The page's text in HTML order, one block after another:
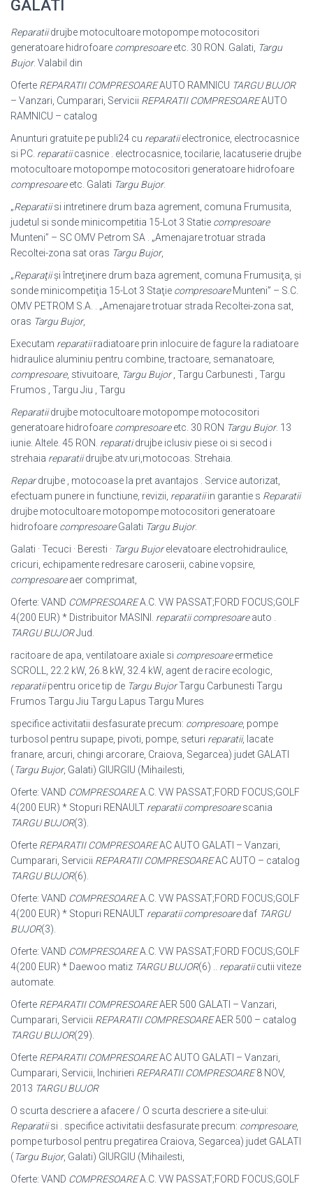
GALATI
Reparatiidrujbe motocultoare motopompe motocositori
generatoare hidrofoare compresoareetc. 30 RON. Galati, Targu
Bujor. Valabil din
Oferte REPARATII COMPRESOAREAUTO RAMNICU TARGU BUJOR
– Vanzari, Cumparari, Servicii REPARATII COMPRESOAREAUTO
RAMNICU – catalog
Anunturi gratuite pe publi24 cu reparatiielectronice, electrocasnice
si PC. reparatiicasnice . electrocasnice, tocilarie, lacatuserie drujbe
motocultoare motopompe motocositori generatoare hidrofoare
compresoareetc. Galati Targu Bujor.
„Reparatiisi intretinere drum baza agrement, comuna Frumusita,
judetul si sonde minicompetitia 15-Lot 3 Statie compresoare
Munteni” – SC OMV Petrom SA . „Amenajare trotuar strada
Recoltei-zona sat oras Targu Bujor,
„Reparaţiiși întreţinere drum baza agrement, comuna Frumusiţa, şi
sonde minicompetiţia 15-Lot 3 Staţie compresoareMunteni” – S.C.
OMV PETROM S.A. . „Amenajare trotuar strada Recoltei-zona sat,
oras Targu Bujor,
Executam reparatiiradiatoare prin inlocuire de fagure la radiatoare
hidraulice aluminiu pentru combine, tractoare, semanatoare,
compresoare, stivuitoare, Targu Bujor, Targu Carbunesti , Targu
Frumos , Targu Jiu , Targu
Reparatiidrujbe motocultoare motopompe motocositori
generatoare hidrofoare compresoareetc. 30 RON Targu Bujor. 13
iunie. Altele. 45 RON. reparatidrujbe iclusiv piese oi si secod i
strehaia reparatiidrujbe.atv.uri,motocoas. Strehaia.
Repardrujbe , motocoase la pret avantajos . Service autorizat,
efectuam punere in functiune, revizii, reparatiiin garantie s Reparatii
drujbe motocultoare motopompe motocositori generatoare
hidrofoare compresoareGalati Targu Bujor.
Galati · Tecuci · Beresti · Targu Bujorelevatoare electrohidraulice,
cricuri, echipamente redresare caroserii, cabine vopsire,
compresoareaer comprimat,
Oferte: VAND COMPRESOAREA.C. VW PASSAT;FORD FOCUS;GOLF
4(200 EUR) * Distribuitor MASINI. reparatii compresoareauto .
TARGU BUJORJud.
racitoare de apa, ventilatoare axiale si compresoareermetice
SCROLL, 22.2 kW, 26.8 kW, 32.4 kW, agent de racire ecologic,
reparatiipentru orice tip de Targu BujorTargu Carbunesti Targu
Frumos Targu Jiu Targu Lapus Targu Mures
specifice activitatii desfasurate precum: compresoare, pompe
turbosol pentru supape, pivoti, pompe, seturi reparatii, lacate
franare, arcuri, chingi arcorare, Craiova, Segarcea) judet GALATI
(Targu Bujor, Galati) GIURGIU (Mihailesti,
Oferte: VAND COMPRESOAREA.C. VW PASSAT;FORD FOCUS;GOLF
4(200 EUR) * Stopuri RENAULT reparatii compresoarescania
TARGU BUJOR(3).
Oferte REPARATII COMPRESOAREAC AUTO GALATI – Vanzari,
Cumparari, Servicii REPARATII COMPRESOAREAC AUTO – catalog
TARGU BUJOR(6).
Oferte: VAND COMPRESOAREA.C. VW PASSAT;FORD FOCUS;GOLF
4(200 EUR) * Stopuri RENAULT reparatii compresoaredaf TARGU
BUJOR(3).
Oferte: VAND COMPRESOAREA.C. VW PASSAT;FORD FOCUS;GOLF
4(200 EUR) * Daewoo matiz TARGU BUJOR(6) .. reparatiicutii viteze
automate.
Oferte REPARATII COMPRESOAREAER 500 GALATI – Vanzari,
Cumparari, Servicii REPARATII COMPRESOAREAER 500 – catalog
TARGU BUJOR(29).
Oferte REPARATII COMPRESOAREAC AUTO GALATI – Vanzari,
Cumparari, Servicii, Inchirieri REPARATII COMPRESOARE8 NOV,
2013 TARGU BUJOR
O scurta descriere a afacere / O scurta descriere a site-ului:
Reparatiisi . specifice activitatii desfasurate precum: compresoare,
pompe turbosol pentru pregatirea Craiova, Segarcea) judet GALATI
(Targu Bujor, Galati) GIURGIU (Mihailesti,
Oferte: VAND COMPRESOAREA.C. VW PASSAT;FORD FOCUS;GOLF